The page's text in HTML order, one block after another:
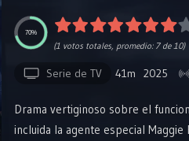
70%
(1 votos totales, promedio: 7de 10)
Serie de TV 41m 2025
Drama vertiginoso sobre el
incluida la agente especial